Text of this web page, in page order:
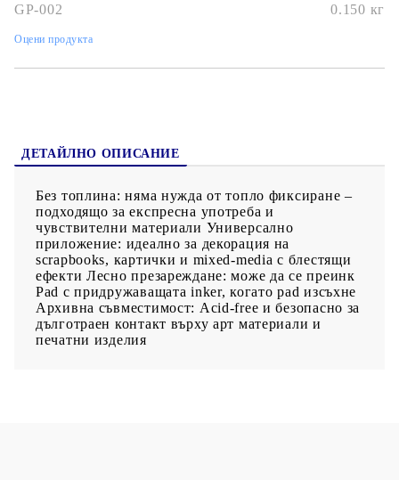
GP-002 0.150 кг
Оцени продукта
ДЕТАЙЛНО ОПИСАНИЕ
Без топлина: няма нужда от топло фиксиране –
подходящо за експресна употреба и
чувствителни материали Универсално
приложение: идеално за декорация на
scrapbooks, картички и mixed-media с блестящи
ефекти Лесно презареждане: може да се преинк
Pad с придружаващата inker, когато pad изсъхне
Архивна съвместимост: Acid-free и безопасно за
дълготраен контакт върху арт материали и
печатни изделия